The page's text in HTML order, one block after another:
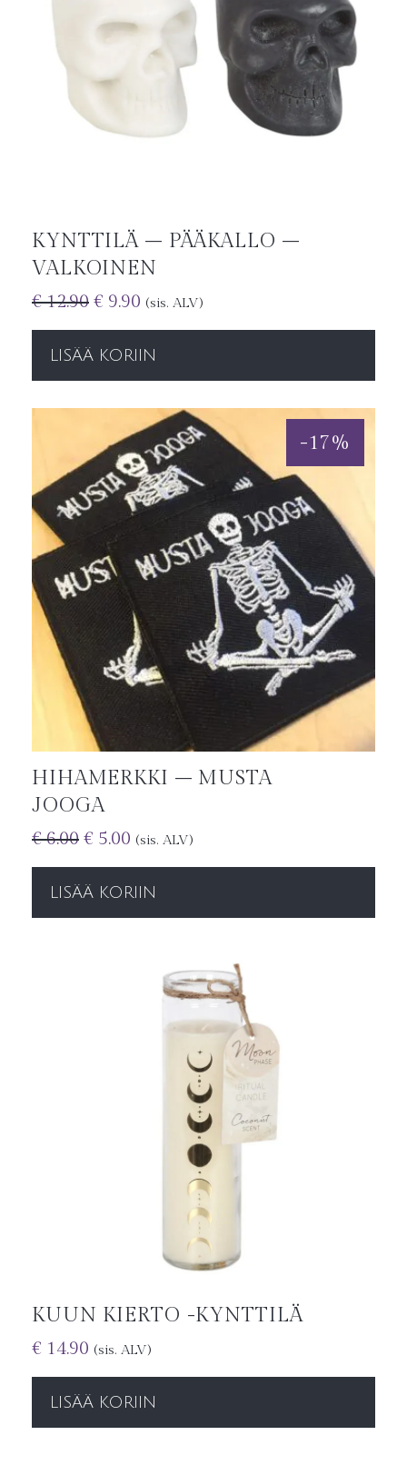
KYNTTILÄ – PÄÄKALLO –
VALKOINEN
€12.90 € 9.90 (sis. ALV)
LISÄÄ KORIIN
-17%
HIHAMERKKI – MUSTA
JOOGA
€6.00 € 5.00 (sis. ALV)
LISÄÄ KORIIN
KUUN KIERTO -KYNTTILÄ
€ 14.90 (sis. ALV)
LISÄÄ KORIIN